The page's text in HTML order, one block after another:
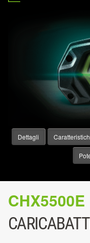
Dettagli
CHX5500E